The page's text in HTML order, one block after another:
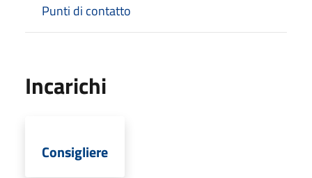
Punti di contatto
Incarichi
Consigliere